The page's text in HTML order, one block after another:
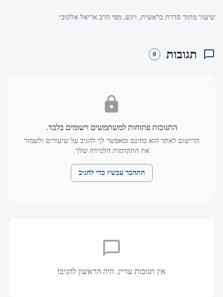
שיעור מתוך סדרת בראשית, ויגש, מפי הרב אריאל אלקובי.
תגובות 0
התגובות פתוחות למשתמשים רשומים בלבד.
הרישום לאתר הוא בחינם ומאפשר לך להגיב על שיעורים ולשמור
את התקדמות הלמידה שלך.
התחבר עכשיו כדי להגיב
אין תגובות עדיין. היה הראשון להגיב!